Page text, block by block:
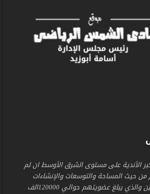
الأندية على مستوى الشرق الأوسط ان لم
حيث المساحة والتوسعات والإنشاءات
والخدمات وعدد المشاركين والذي يبلغ عضويتهم حوالي 120000الف